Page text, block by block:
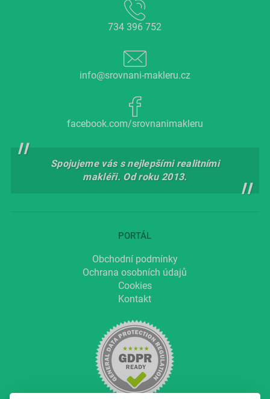
734 396 752
info@srovnani-makleru.cz
facebook.com/srovnanimakleru
Spojujeme vás s nejlepšími realitními
makléři. Od roku 2013.
PORTÁL
Obchodní podmínky
Ochrana osobních údajů
Cookies
Kontakt